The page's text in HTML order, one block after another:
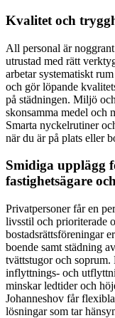
Kvalitet och
All personal är
utrustad med rätt
arbetar systematiskt
och gör löpande
på städningen. Miljö
skonsamma medel och
Smarta nyckelrutiner
när du är på plats eller
Smidiga upplägg
fastighetsägare
Privatpersoner får en
livsstil och prioriterade
bostadsrättsföreningar
boende samt städning
tvättstugor och soprum.
inflyttnings- och
minskar ledtider och
Johanneshov får
lösningar som tar